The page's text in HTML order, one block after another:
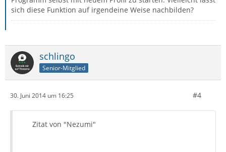
sich diese Funktion auf irgendeine Weise nachbilden?
schlingo
Senior-Mitglied
30. Juni 2014 um 16:25 #4
Zitat von "Nezumi"